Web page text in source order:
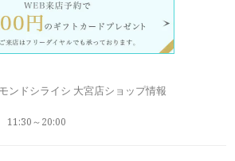
ス
ト
ンドシライシ 大宮店ショップ情報
11:30～20:00